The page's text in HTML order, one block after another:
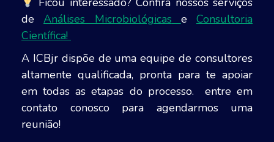
deAnálises Microbiológicas e Consultoria
Científica!
A ICBjr dispõe de uma equipe de consultores
altamente qualificada, pronta para te apoiar
em todas as etapas do processo. entre em
contato conosco para agendarmos uma
reunião!